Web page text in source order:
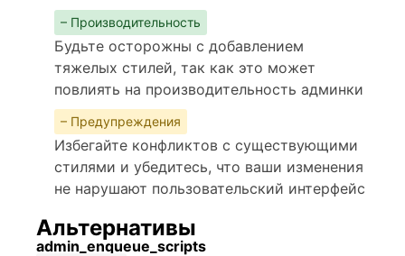
– Производительность
Будьте осторожны с добавлением
тяжелых стилей, так как это может
повлиять на производительность админки
– Предупреждения
Избегайте конфликтов с существующими
стилями и убедитесь, что ваши изменения
не нарушают пользовательский интерфейс
Альтернативы
admin_enqueue_scripts